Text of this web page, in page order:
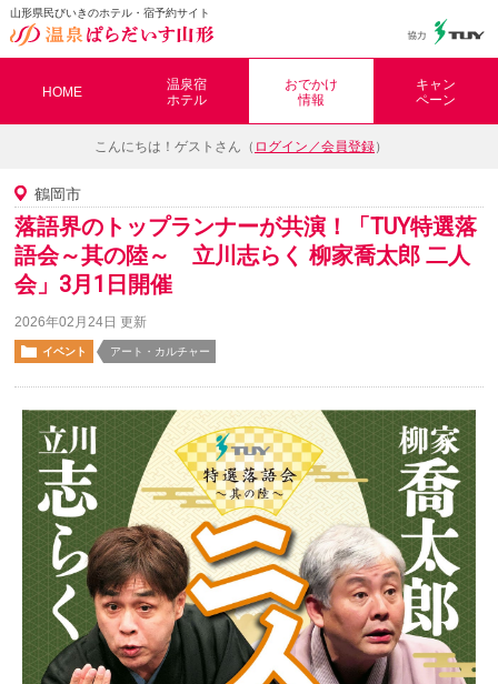
山形県民びいきのホテル・宿予約サイト
HOME
温泉宿
ホテル
おでかけ
情報
キャン
ペーン
こんにちは！ ゲストさん（ ログイン／会員登録）
鶴岡市
落語界のトップランナーが共演！「TUY特選落
語会～其の陸～ 立川志らく 柳家喬太郎 二人
会」3月1日開催
2026年02月24日 更新
イベント アート・カルチャー